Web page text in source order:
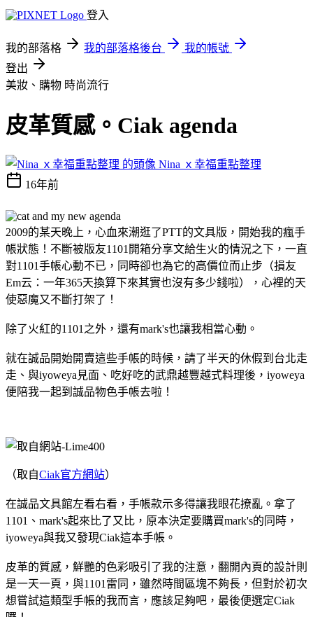
登入
我的部落格 我的部落格後台
我的帳號
登出
美妝、購物 時尚流行
皮革質感。Ciak agenda
Nina ｘ幸福重點整理
16年前
2009的某天晚上，心血來潮逛了PTT的文具版，開始我的瘋手
帳狀態！不斷被版友1101開箱分享文給生火的情況之下，一直
對1101手帳心動不已，同時卻也為它的高價位而止步（損友
Em云：一年365天換算下來其實也沒有多少錢啦），心裡的天
使惡魔又不斷打架了！
除了火紅的1101之外，還有mark's也讓我相當心動。
就在誠品開始開賣這些手帳的時候，請了半天的休假到台北走
走、與iyoweya見面、吃好吃的武鼎越豐越式料理後，iyoweya
便陪我一起到誠品物色手帳去啦！
（取自Ciak官方網站）
在誠品文具館左看右看，手帳款示多得讓我眼花撩亂。拿了
1101、mark's起來比了又比，原本決定要購買mark's的同時，
iyoweya與我又發現Ciak這本手帳。
皮革的質感，鮮艷的色彩吸引了我的注意，翻開內頁的設計則
是一天一頁，與1101雷同，雖然時間區塊不夠長，但對於初次
想嘗試這類型手帳的我而言，應該足夠吧，最後便選定Ciak